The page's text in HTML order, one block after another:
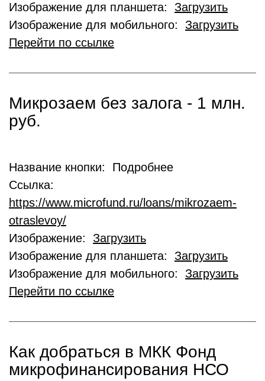
Изображение для планшета: Загрузить
Изображение для мобильного: Загрузить
Перейти по ссылке
Микрозаем без залога - 1 млн.
руб.
Название кнопки: Подробнее
Ссылка:
https://www.microfund.ru/loans/mikrozaem-
otraslevoy/
Изображение: Загрузить
Изображение для планшета: Загрузить
Изображение для мобильного: Загрузить
Перейти по ссылке
Как добраться в МКК Фонд
микрофинансирования НСО